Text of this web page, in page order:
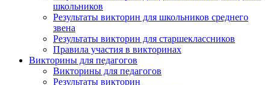
школьников
Результаты викторин для школьников среднего
звена
Результаты викторин для старшеклассников
Правила участия в викторинах
Викторины для педагогов
Викторины для педагогов
Результаты викторин